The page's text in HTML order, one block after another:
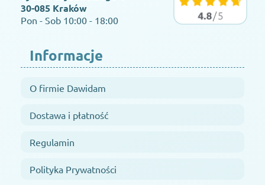
30-085 Kraków
Pon - Sob 10:00 - 18:00
Informacje
O firmie Dawidam
Dostawa i płatność
Regulamin
Polityka Prywatności